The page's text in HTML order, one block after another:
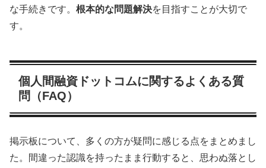
な手続きです。 根本的な問題解決を目指すことが大切で
す。
個人間融資ドットコムに関するよくある質
問（FAQ）
掲示板について、多くの方が疑問に感じる点をまとめまし
た。間違った認識を持ったまま行動すると、思わぬ落とし